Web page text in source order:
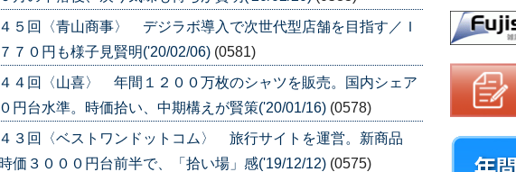
５回〈青山商事〉 デジラボ導入で次世代型店舗を目指す／Ｉ
７０円も様子見賢明('20/02/06) (0581)
４４回〈山喜〉 年間１２００万枚のシャツを販売。国内シェア
円台水準。時価拾い、中期構えが賢策('20/01/16) (0578)
４３回〈ベストワンドットコム〉 旅行サイトを運営。新商品
価３０００円台前半で、「拾い場」感('19/12/12) (0575)